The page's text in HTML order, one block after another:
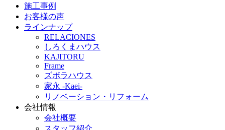
施工事例
お客様の声
ラインナップ
RELACIONES
しろくまハウス
KAJITORU
Frame
ズボラハウス
家永 -Kaei-
リノベーション・リフォーム
会社情報
会社概要
スタッフ紹介